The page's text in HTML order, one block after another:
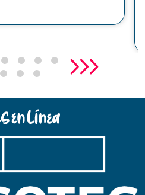
que ha […]